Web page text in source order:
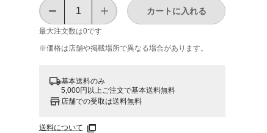
最大注文数は0です
カートに入れる
※価格は​店舗や​掲載場所で​異なる​場合が​あります。
基本送料のみ
5,000円以上ご注文で基本送料無料
店舗での受取は送料無料
送料について